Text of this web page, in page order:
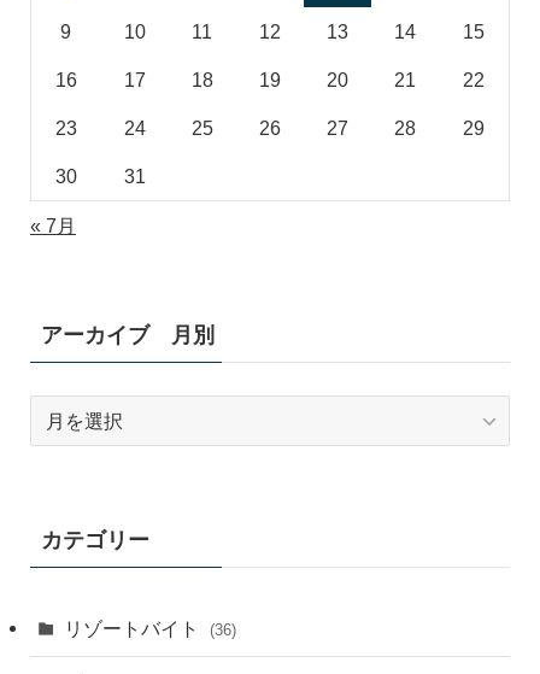
9 10 11 12 13 14 15
16 17 18 19 20 21 22
23 24 25 26 27 28 29
30 31
« 7月
アーカイブ 月別
ブ
カテゴリー
リゾートバイト (36)